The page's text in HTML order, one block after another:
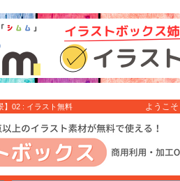
】02 : イラスト無料 ようこそ